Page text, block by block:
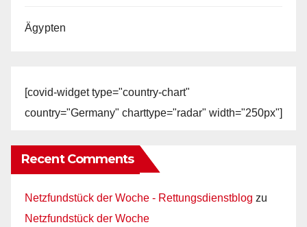
Ägypten
[covid-widget type="country-chart"
country="Germany" charttype="radar" width="250px"]
Recent Comments
Netzfundstück der Woche - Rettungsdienstblog zu
Netzfundstück der Woche